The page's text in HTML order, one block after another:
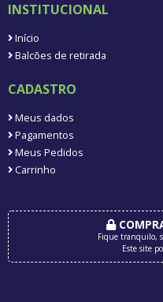
INSTITUCIONAL
Início
Balcões de retirada
CADASTRO
Meus dados
Pagamentos
Meus Pedidos
Carrinho
Fique tranquilo,
Este site